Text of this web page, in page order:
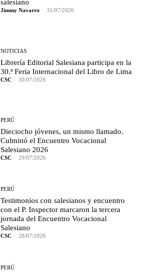
salesiano
Jimmy Navarro - 31/07/2026
NOTICIAS
Librería Editorial Salesiana participa en la
30.ª Feria Internacional del Libro de Lima
CSC - 30/07/2026
PERÚ
Dieciocho jóvenes, un mismo llamado.
Culminó el Encuentro Vocacional
Salesiano 2026
CSC - 29/07/2026
PERÚ
Testimonios con salesianos y encuentro
con el P. Inspector marcaron la tercera
jornada del Encuentro Vocacional
Salesiano
CSC - 28/07/2026
PERÚ